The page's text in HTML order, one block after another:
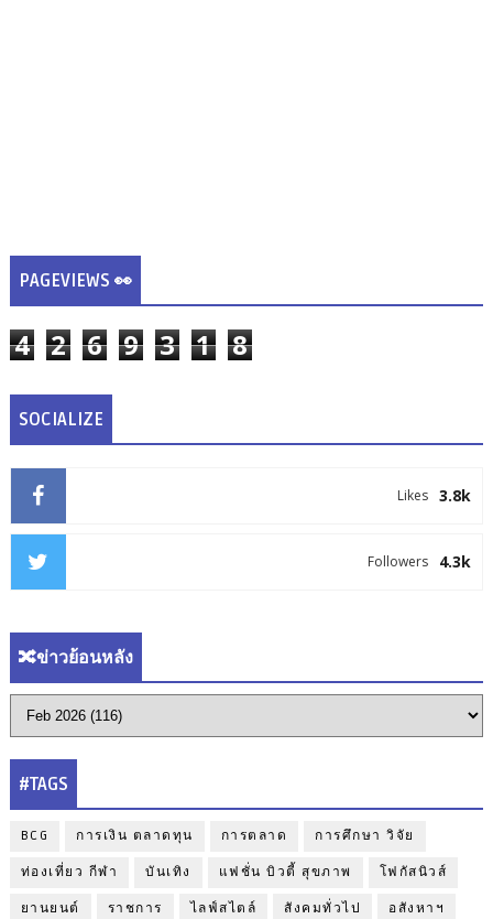
PAGEVIEWS 👀
4 2 6 9 3 1 8
SOCIALIZE
3.8k
Likes
4.3k
Followers
🔀ข่าวย้อนหลัง
#TAGS
BCG การเงิน ตลาดทุน การตลาด การศึกษา วิจัย
ท่องเที่ยว กีฬา บันเทิง แฟชั่น บิวตี้ สุขภาพ โฟกัสนิวส์
ยานยนต์ ราชการ ไลฟ์สไตล์ สังคมทั่วไป อสังหาฯ